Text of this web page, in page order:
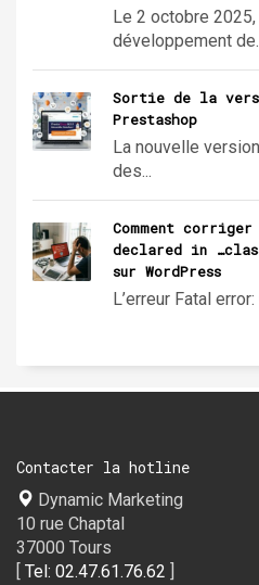
Le 2 octobre 2025,
développement
Sortie de la
Prestashop
La nouvelle
des...
Comment
declared in
sur WordPress
L’erreur Fatal
Contacter la hotline
Dynamic Marketing
10 rue Chaptal
37000 Tours
[ Tel: 02.47.61.76.62 ]